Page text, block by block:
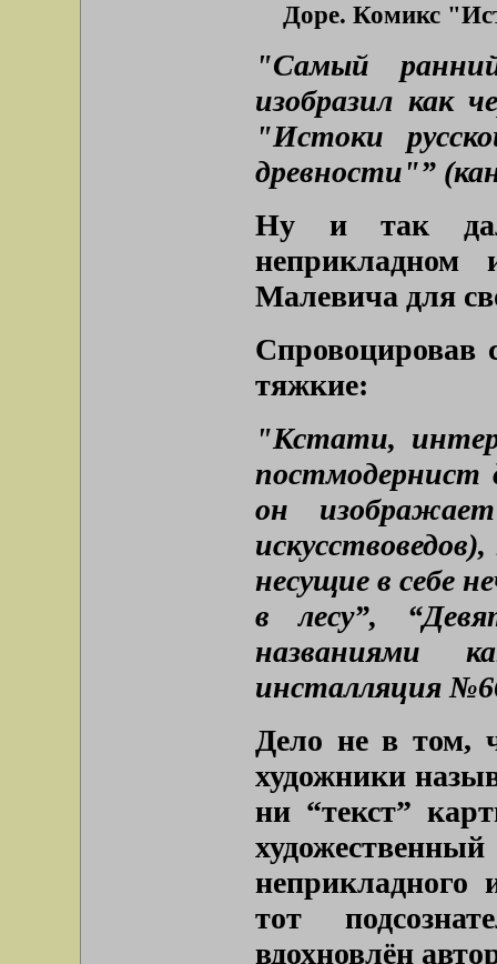
Доре. Комикс
"Самый
изобразил как
"Истоки
древности"”
Ну и так
неприкладном
Малевича для
Спровоцировав
тяжкие:
"Кстати,
постмодернист
он
несущие в себе
в лесу”,
названиями
инсталляция
Дело не в том,
художники
ни “текст”
неприкладного
тот
вдохновлён